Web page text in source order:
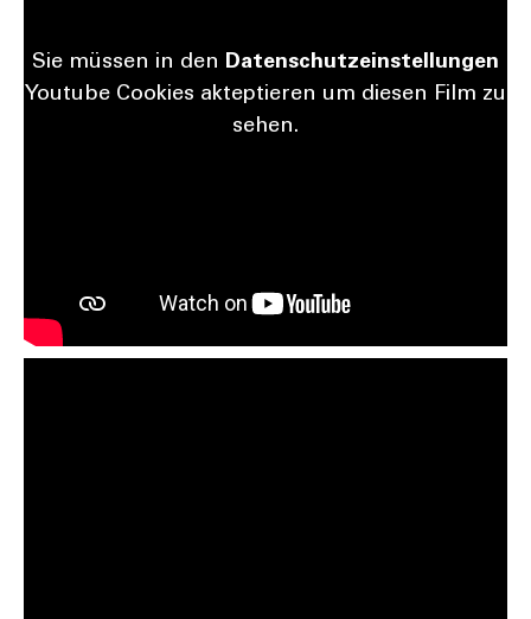
Sie müs­sen in den Daten­schutz­ein­stel­lun­gen
You­tube Coo­kies aktep­tie­ren um die­sen Film zu
sehen.